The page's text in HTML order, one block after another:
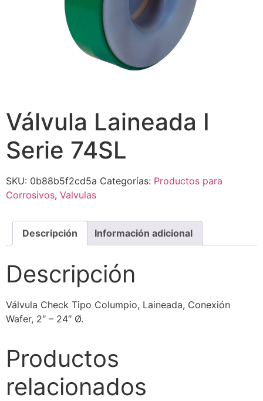
Válvula Laineada I
Serie 74SL
SKU: 0b88b5f2cd5a Categorías: Productos para
Corrosivos, Valvulas
Descripción Información adicional
Descripción
Válvula Check Tipo Columpio, Laineada, Conexión
Wafer, 2″ – 24″ Ø.
Productos
relacionados